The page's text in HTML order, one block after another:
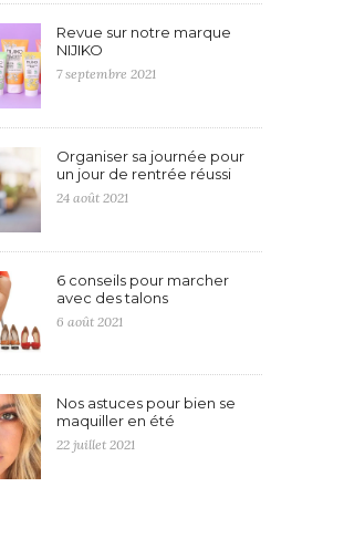
Revue sur notre marque
NIJIKO
7 septembre 2021
Organiser sa journée pour
un jour de rentrée réussi
24 août 2021
6 conseils pour marcher
avec des talons
6 août 2021
Nos astuces pour bien se
maquiller en été
22 juillet 2021